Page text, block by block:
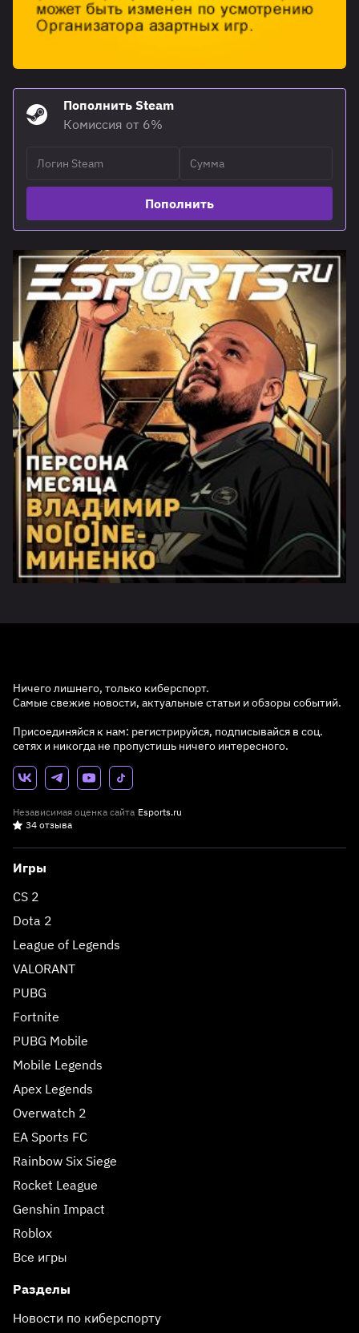
Пополнить Steam
Комиссия от 6%
Пополнить
Ничего лишнего, только киберспорт.
Самые свежие новости, актуальные статьи и обзоры событий.
Присоединяйся к нам: регистрируйся, подписывайся в соц.
сетях и никогда не пропустишь ничего интересного.
Независимая оценка сайта Esports.ru
34 отзыва
Игры
CS 2
Dota 2
League of Legends
VALORANT
PUBG
Fortnite
PUBG Mobile
Mobile Legends
Apex Legends
Overwatch 2
EA Sports FC
Rainbow Six Siege
Rocket League
Genshin Impact
Roblox
Все игры
Разделы
Новости по киберспорту